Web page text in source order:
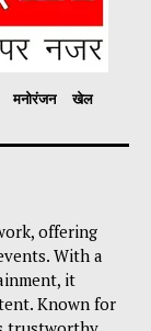
मनोरंजन
खेल
offering
With a
it
Known for